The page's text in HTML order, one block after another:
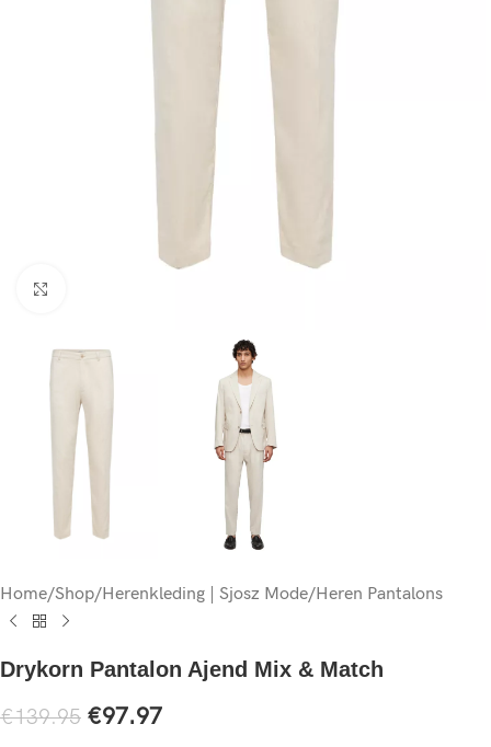
Home/Shop/Herenkleding | Sjosz Mode/Heren Pantalons
Drykorn Pantalon Ajend Mix & Match
€139.95 €97.97